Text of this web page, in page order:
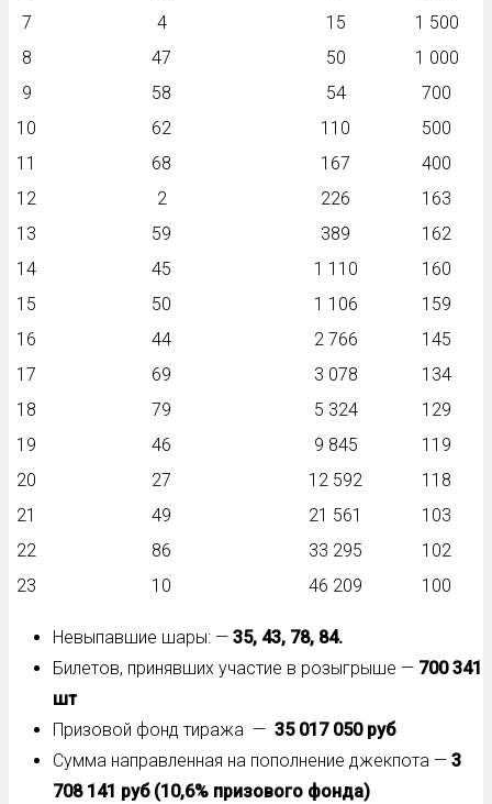
7
4 15
1 500
8
47 50
1 000
9
58 54
700
10
62 110
500
11
68 167
400
12
2 226
163
13
59 389
162
14
45 1 110
160
15
50 1 106
159
16
44 2 766
145
17
69 3 078
134
18
79 5 324
129
19
46 9 845
119
20
27 12 592
118
21
49 21 561
103
22
86 33 295
102
23
10 46 209 100
Невыпавшие шары: — 35, 43, 78, 84.
Билетов, принявших участие в розыгрыше — 700 341
шт
Призовой фонд тиража — 35 017 050 руб
Сумма направленная на пополнение джекпота — 3
708 141 руб (10,6% призового фонда)